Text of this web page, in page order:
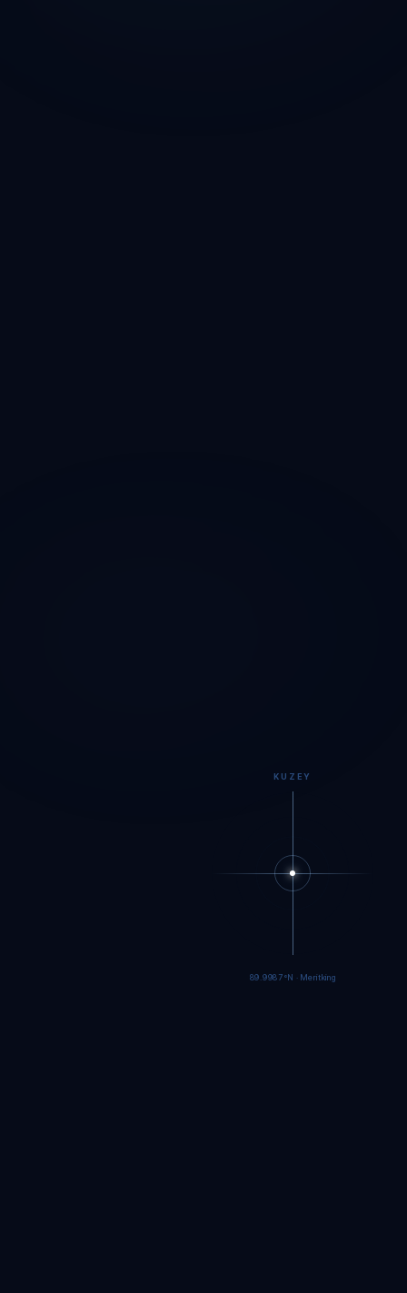
KUZEY
89.9984°N · Meritking